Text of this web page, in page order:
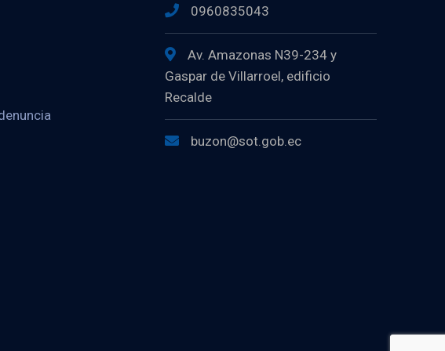
0960835043
Av. Amazonas N39-234 y
Gaspar de Villarroel, edificio
Recalde
buzon@sot.gob.ec